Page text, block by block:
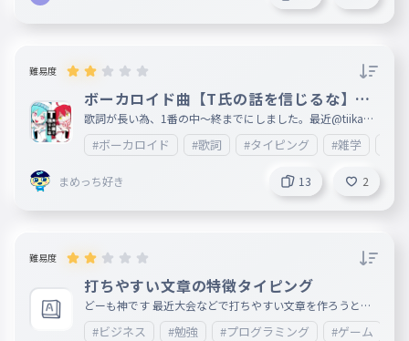
難易度
ボーカロイド曲【T氏の話を信じるな】歌
詞1番(中〜終)
歌詞が長い為、1番の中〜終までにしました。最近@tiikawa
_loveが歌うようになってきたので、 あとカラオケ🎤もこれ
歌ったことあるのでこれにしました。歌詞が長いので、文字
が間違えてしまっているところが複数あると思います。ご了
承ください。 何ありましたら、情報が入り次第ここに載せ
ますので、ご了承ください。次回は2番目以降を制作します
。すごいと思ったら❤をお願いします。皆様の御感想等楽し
みに待っております。 妹垢:http://ankey.io/@tiikawa_love
#ボーカロイド #歌詞 #タイピング #雑学
まめっち好き 13 2
難易度
打ちやすい文章の特徴タイピング
どーも神です 最近大会などで打ちやすい文章を作ろうと他
作品の打ちやすい文章の特徴を調べた結果ある共通点がある
ことが分かりました。 是非参考にしてください。
#ビジネス #勉強 #プログラミング #ゲーム